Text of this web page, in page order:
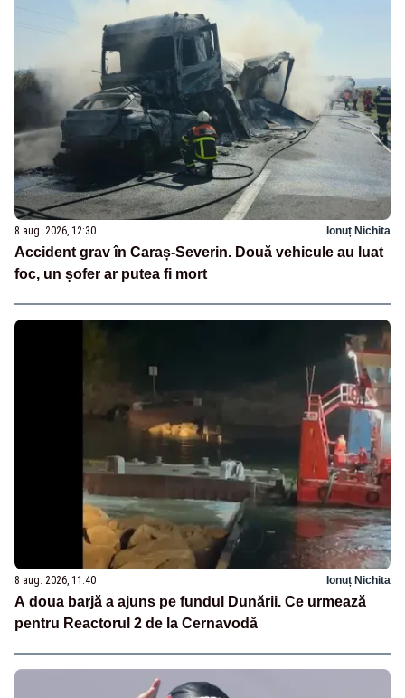
8 aug. 2026, 12:30 Ionuț Nichita
Accident grav în Caraș-Severin. Două vehicule au luat
foc, un șofer ar putea fi mort
8 aug. 2026, 11:40 Ionuț Nichita
A doua barjă a ajuns pe fundul Dunării. Ce urmează
pentru Reactorul 2 de la Cernavodă